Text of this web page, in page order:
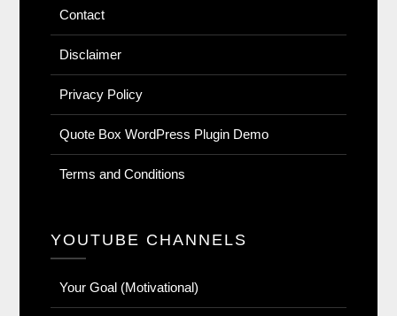
Contact
Disclaimer
Privacy Policy
Quote Box WordPress Plugin Demo
Terms and Conditions
YOUTUBE CHANNELS
Your Goal (Motivational)